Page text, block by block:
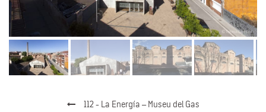
112 - La Energía – Museu del Gas